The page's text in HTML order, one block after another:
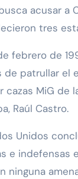
acusar a
tres
febrero de
de patrullar
MiG de
Raúl Castro.
Unidos
e indefensas
ninguna